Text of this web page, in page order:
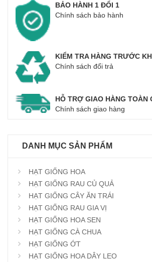
BẢO HÀNH 1 ĐỔI 1
Chính sách bảo hành
KIỂM TRA HÀNG TRƯỚC
Chính sách đổi trả
HỖ TRỢ GIAO HÀNG TOÀN
Chính sách giao hàng
DANH MỤC SẢN PHẨM
HẠT GIỐNG HOA
HẠT GIỐNG RAU CỦ QUẢ
HẠT GIỐNG CÂY ĂN TRÁI
HẠT GIỐNG RAU GIA VỊ
HẠT GIỐNG HOA SEN
HẠT GIỐNG CÀ CHUA
HẠT GIỐNG ỚT
HẠT GIỐNG HOA DÂY LEO